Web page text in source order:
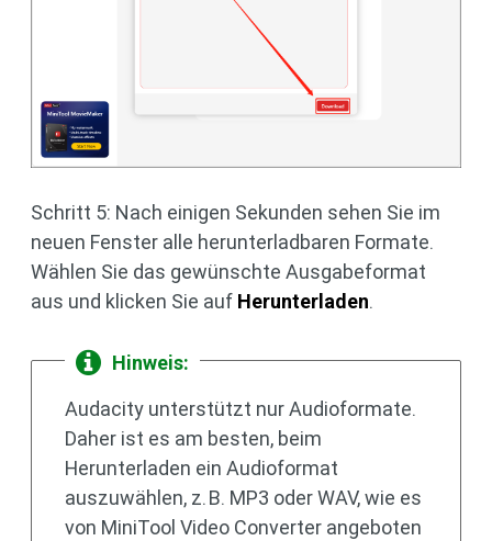
Schritt 5: Nach einigen Sekunden sehen Sie im
neuen Fenster alle herunterladbaren Formate.
Wählen Sie das gewünschte Ausgabeformat
aus und klicken Sie auf Herunterladen.
Hinweis:
Audacity unterstützt nur Audioformate.
Daher ist es am besten, beim
Herunterladen ein Audioformat
auszuwählen, z. B. MP3 oder WAV, wie es
von MiniTool Video Converter angeboten